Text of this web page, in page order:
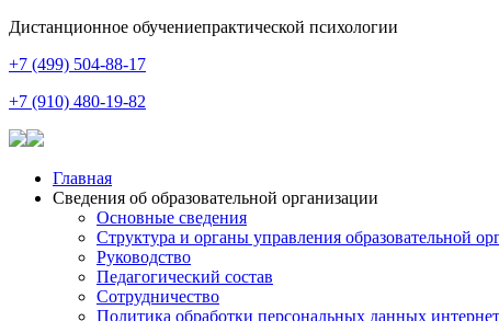
Дистанционное обучениепрактической психологии
+7 (499) 504-88-17
+7 (910) 480-19-82
Главная
Сведения об образовательной организации
Основные сведения
Структура и органы управления образовательной
Руководство
Педагогический состав
Сотрудничество
Политика обработки персональных данных